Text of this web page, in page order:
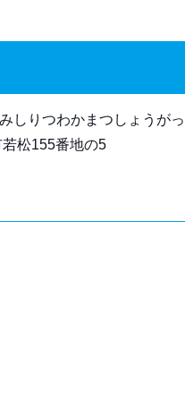
しりつわかまつしょうが
松155番地の5